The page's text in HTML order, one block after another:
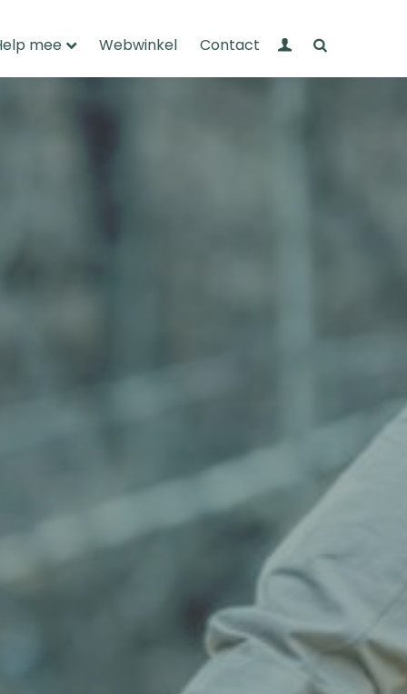
mee Webwinkel Contact Mijn Wandelnet